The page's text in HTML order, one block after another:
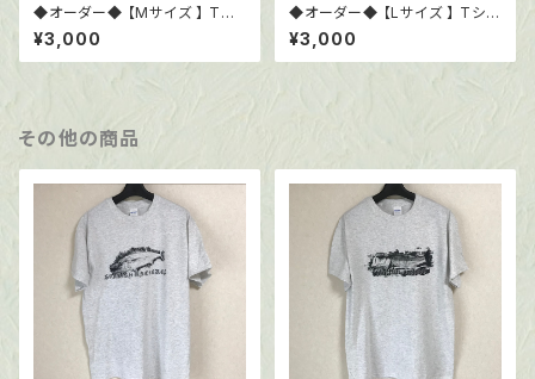
◆オーダー◆ 【Mサイズ 】 Tシ
ャツ6.0oz ブラック
¥3,000
◆オーダー◆ 【Lサイズ 】 Tシャ
ツ6.0oz ブラック
¥3,000
その他の商品